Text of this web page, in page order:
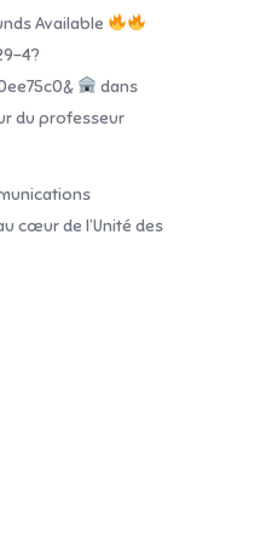
Available
4?
dans
du professeur
cœur de l’Unité des